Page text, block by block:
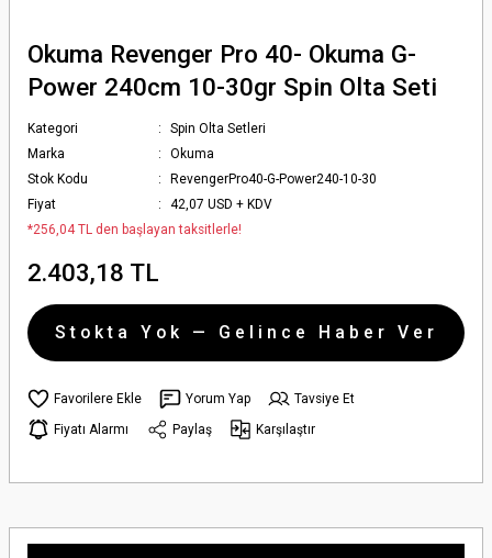
Okuma Revenger Pro 40- Okuma G-
Power 240cm 10-30gr Spin Olta Seti
Kategori
Spin Olta Setleri
Marka
Okuma
Stok Kodu
RevengerPro40-G-Power240-10-30
Fiyat
42,07 USD + KDV
*256,04 TL den başlayan taksitlerle!
2.403,18 TL
Stokta Yok — Gelince Haber Ver
Yorum Yap
Tavsiye Et
Fiyatı Alarmı
Paylaş Karşılaştır